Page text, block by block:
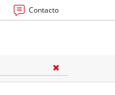
Contacto